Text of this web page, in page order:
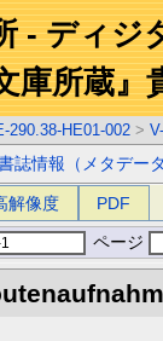
- ディジ
庫所蔵』
290.38-HE01-002 >
誌情報（メタデー
解像度 PDF
ページ